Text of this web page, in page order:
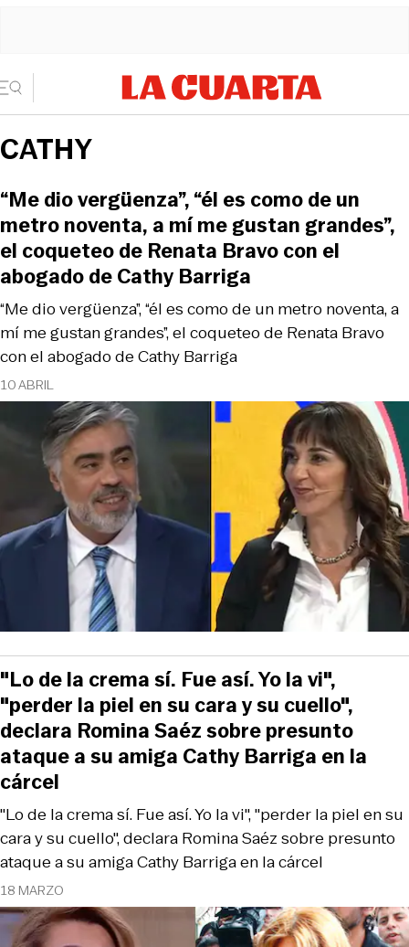
CATHY
10 ABRIL
“Me dio vergüenza”, “él es como de un metro noventa, a
mí me gustan grandes”, el coqueteo de Renata Bravo
con el abogado de Cathy Barriga
“Me dio vergüenza”, “él es como de un
metro noventa, a mí me gustan grandes”,
el coqueteo de Renata Bravo con el
abogado de Cathy Barriga
18 MARZO
"Lo de la crema sí. Fue así. Yo la vi", "perder la piel en su
cara y su cuello", declara Romina Saéz sobre presunto
ataque a su amiga Cathy Barriga en la cárcel
"Lo de la crema sí. Fue así. Yo la vi",
"perder la piel en su cara y su cuello",
declara Romina Saéz sobre presunto
ataque a su amiga Cathy Barriga en la
cárcel